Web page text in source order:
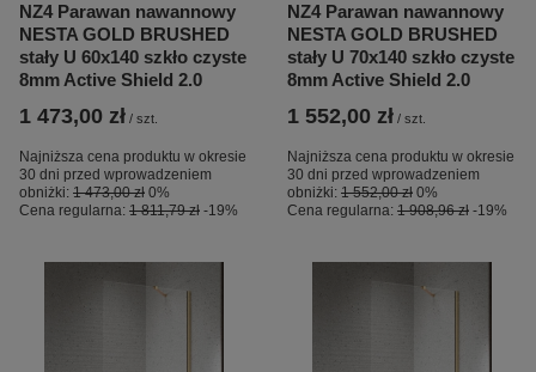
NZ4 Parawan nawannowy
NESTA GOLD BRUSHED
stały U 60x140 szkło czyste
8mm Active Shield 2.0
1 473,00 zł / szt.
Najniższa cena produktu w okresie
30 dni przed wprowadzeniem
obniżki: 1 473,00 zł 0%
Cena regularna: 1 811,79 zł -19%
NZ4 Parawan nawannowy
NESTA GOLD BRUSHED
stały U 70x140 szkło czyste
8mm Active Shield 2.0
1 552,00 zł / szt.
Najniższa cena produktu w okresie
30 dni przed wprowadzeniem
obniżki: 1 552,00 zł 0%
Cena regularna: 1 908,96 zł -19%